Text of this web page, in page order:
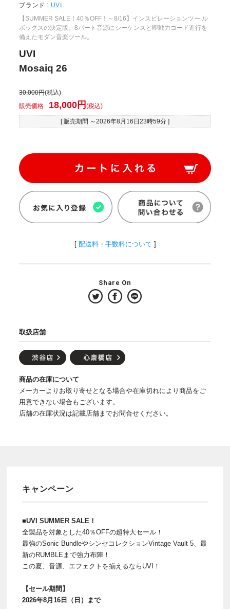
ブランド : UVI
【SUMMER SALE！40％OFF！～8/16】インスピレーションツー ル
ボックスの決定版。8パート音源にシーケンスと即戦力コード進行を
備えたモダン音楽ツール。
UVI
Mosaiq 26
30,000円(税込)
販売価格
18,000円(税込)
[ 販売期間 ～2026年8月16日23時59分 ]
[ 配送料・手数料について ]
Share On
取扱店舗
商品の在庫について
メーカーよりお取り寄せとなる場合や在庫切れにより商品をご
用意できない場合もございます。
店舗の在庫状況は記載店舗までお問合せください。
キャンペーン
■UVI SUMMER SALE！
全製品を対象とした40％OFFの超特大セール！
最強のSonic BundleやシンセコレクションVintage Vault 5、最
新のRUMBLEまで強力布陣！
この夏、音源、エフェクトを揃えるならUVI！
【セール期間】
2026年8月16日（日）まで